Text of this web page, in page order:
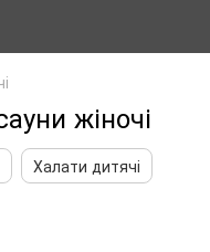
жіночі
Халати дитячі